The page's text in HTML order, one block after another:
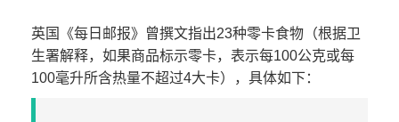
英国《每日邮报》曾撰文指出23种零卡食物（根据卫
生署解释，如果商品标示零卡，表示每100公克或每
100毫升所含热量不超过4大卡），具体如下：